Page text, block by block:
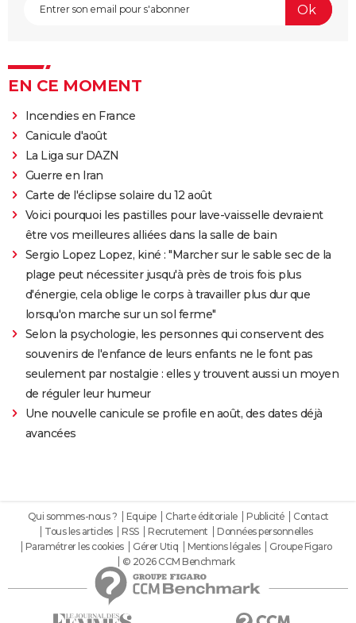
EN CE MOMENT
Incendies en France
Canicule d'août
La Liga sur DAZN
Guerre en Iran
Carte de l'éclipse solaire du 12 août
Voici pourquoi les pastilles pour lave-vaisselle devraient
être vos meilleures alliées dans la salle de bain
Sergio Lopez Lopez, kiné : "Marcher sur le sable sec de la
plage peut nécessiter jusqu'à près de trois fois plus
d'énergie, cela oblige le corps à travailler plus dur que
lorsqu'on marche sur un sol ferme"
Selon la psychologie, les personnes qui conservent des
souvenirs de l'enfance de leurs enfants ne le font pas
seulement par nostalgie : elles y trouvent aussi un moyen
de réguler leur humeur
Une nouvelle canicule se profile en août, des dates déjà
avancées
Qui sommes-nous ? Equipe Charte éditoriale Publicité
Contact
Tous les articles
RSS Recrutement
Données personnelles
Paramétrer les cookies
Gérer Utiq Mentions légales
Groupe Figaro
© 2026 CCM Benchmark